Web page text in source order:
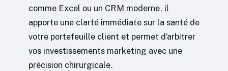
comme Excel ou un CRM moderne, il
apporte une clarté immédiate sur la santé de
votre portefeuille client et permet d’arbitrer
vos investissements marketing avec une
précision chirurgicale.